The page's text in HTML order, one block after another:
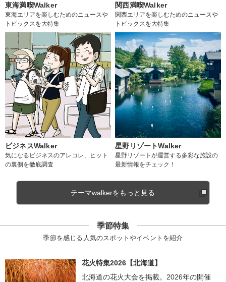
東海満喫Walker
東海エリアを楽しむためのニュースや
トピックスを大特集
関西満喫Walker
関西エリアを楽しむためのニュースや
トピックスを大特集
ビジネスWalker
気になるビジネスのアレコレ、ヒット
の裏側を徹底調査
星野リゾートWalker
星野リゾートが運営する多彩な施設の
最新情報をチェック！
テーマwalkerをもっと見る
季節特集
季節を感じる人気のスポットやイベントを紹介
花火特集2026【北海道】
北海道の花火大会を掲載。2026年の開催